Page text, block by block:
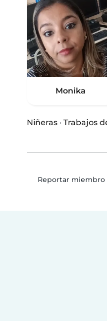
Monika
Niñeras · Trabajos
Reportar miembro